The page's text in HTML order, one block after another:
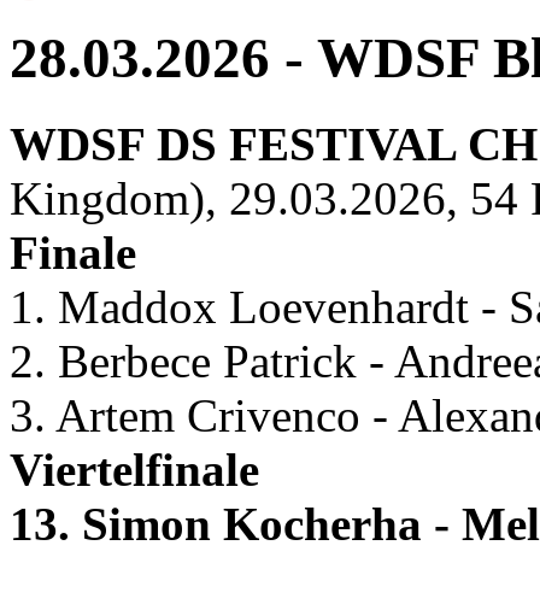
28.03.2026 - WDSF
WDSF DS FESTIVAL
Kingdom), 29.03.2026, 54
Finale
1. Maddox Loevenhardt -
2. Berbece Patrick -
3. Artem Crivenco -
Viertelfinale
13. Simon Kocherha -